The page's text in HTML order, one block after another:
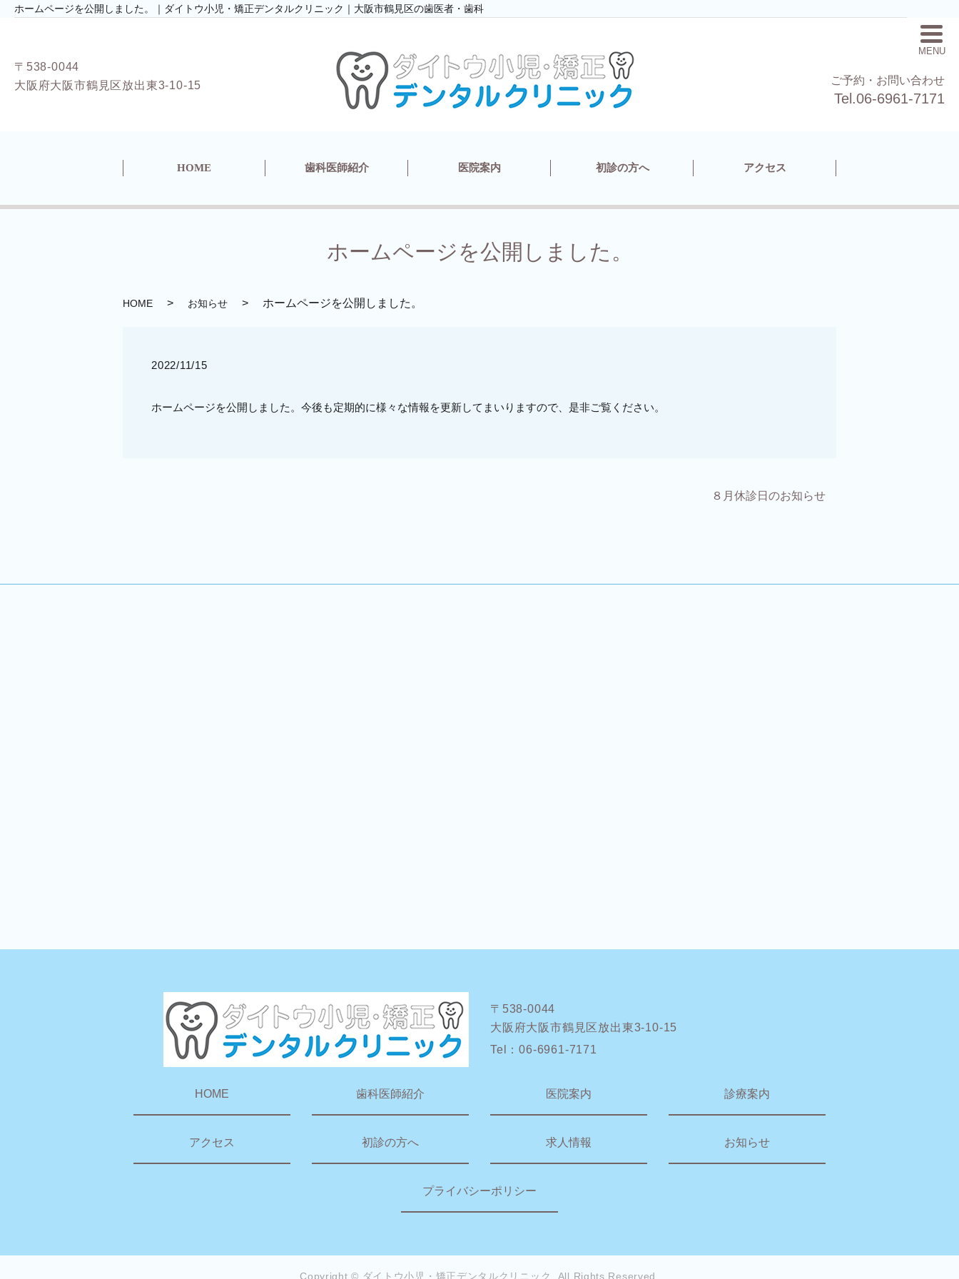
ホームページを公開しました。｜ダイトウ小児・矯正デンタルクリニック｜大阪市鶴見区の歯医者・歯科
〒538-0044
大阪府大阪市鶴見区放出東3-10-15
MENU
ご予約・お問い合わせ
Tel.06-6961-7171
HOME 歯科医師紹介 医院案内 初診の方へ アクセス
ホームページを公開しました。
HOME お知らせ ホームページを公開しました。
2022/11/15
ホームページを公開しました。今後も定期的に様々な情報を更新してまいりますので、是非ご覧ください。
８月休診日のお知らせ
〒538-0044
大阪府大阪市鶴見区放出東3-10-15
Tel：06-6961-7171
HOME 歯科医師紹介 医院案内 診療案内
アクセス 初診の方へ 求人情報 お知らせ
プライバシーポリシー
Copyright © ダイトウ小児・矯正デンタルクリニック. All Rights Reserved.